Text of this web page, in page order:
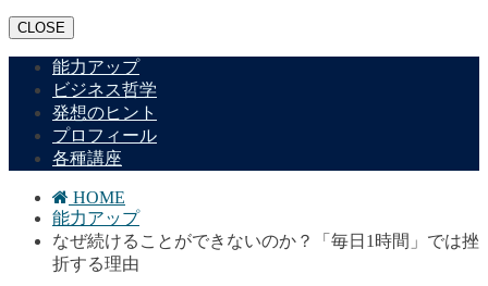
CLOSE
能力アップ
ビジネス哲学
発想のヒント
プロフィール
各種講座
HOME
能力アップ
なぜ続けることができないのか？「毎日1時間」では挫
折する理由